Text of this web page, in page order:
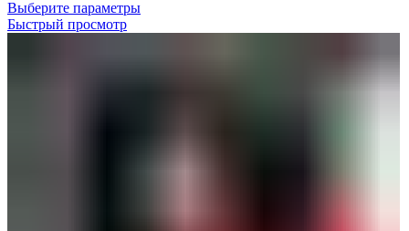
Выберите параметры
Быстрый просмотр